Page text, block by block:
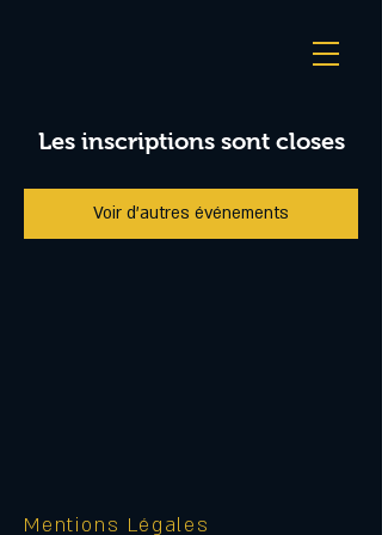
Les inscriptions sont closes
Voir d'autres événements
Mentions Légales